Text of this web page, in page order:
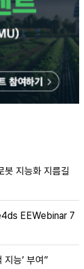
봇 지능화 지름길
EEWebinar 7
지능’ 부여”